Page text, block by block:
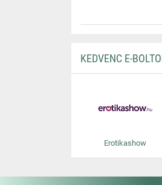
KEDVENC E-
Erotikashow